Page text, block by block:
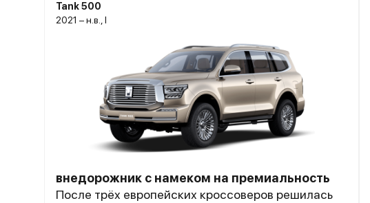
Tank 500
2021 – н.в., I
внедорожник с намеком на премиальность
После трёх европейских кроссоверов решилась